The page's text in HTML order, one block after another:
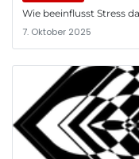
Wie beeinflusst Stress
7. Oktober 2025